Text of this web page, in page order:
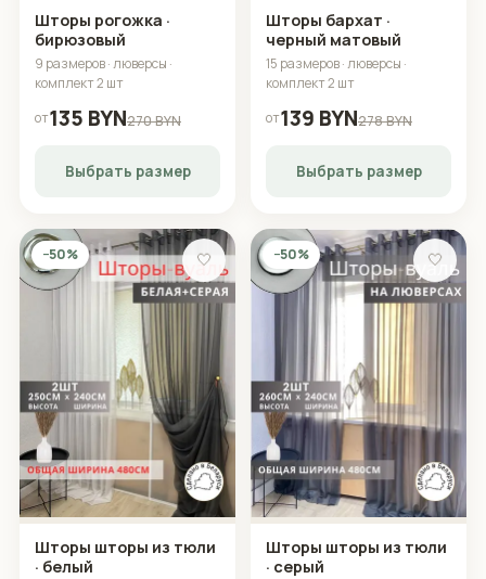
Шторы рогожка ·
бирюзовый
9 размеров · люверсы ·
комплект 2 шт
от135 BYN270 BYN
Выбрать размер
Шторы бархат ·
черный матовый
15 размеров · люверсы ·
комплект 2 шт
от139 BYN278 BYN
Выбрать размер
−50% 🤍
Шторы шторы из тюли
· белый
−50% 🤍
Шторы шторы из тюли
· серый